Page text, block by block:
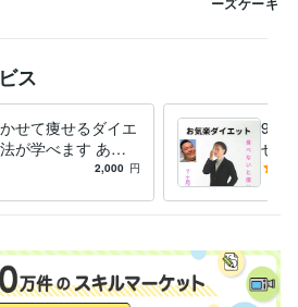
ダイエットカウンセリング
年2月
ス
せて痩せるダイエ
が学べます あな
原因は「肝臓の悲
2,000 円
92㎏
せた
いと